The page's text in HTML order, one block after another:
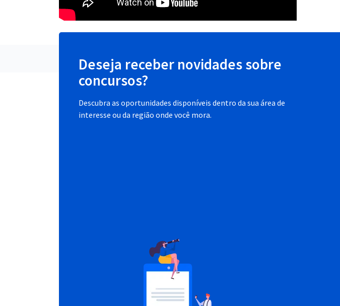
Deseja receber novidades sobre
concursos?
Descubra as oportunidades disponíveis dentro da sua área de
interesse ou da região onde você mora.